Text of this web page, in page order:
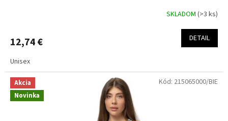
SKLADOM (>3 ks)
12,74 € DETAIL
Unisex
Akcia
Novinka
Kód: 215065000/BIE